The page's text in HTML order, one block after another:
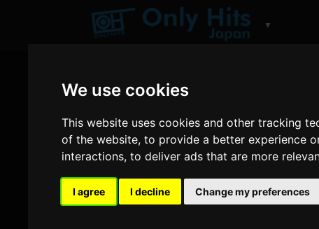
We use cookies
This website uses cookies and other tracking
of the website,to provide a better experience
interactions,to deliver ads that are more
I agree I decline Change my preferences
▼